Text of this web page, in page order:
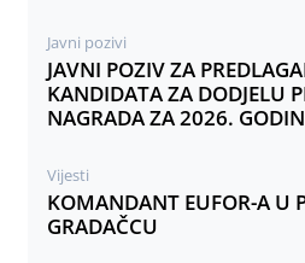
Javni pozivi
JAVNI POZIV ZA
KANDIDATA ZA DODJELU
NAGRADA ZA 2026.
Vijesti
KOMANDANT EUFOR-A U
GRADAČCU